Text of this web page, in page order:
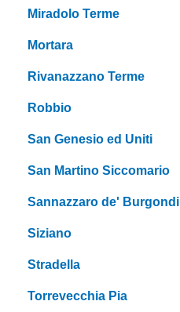
Miradolo Terme
Mortara
Rivanazzano Terme
Robbio
San Genesio ed Uniti
San Martino Siccomario
Sannazzaro de' Burgondi
Siziano
Stradella
Torrevecchia Pia